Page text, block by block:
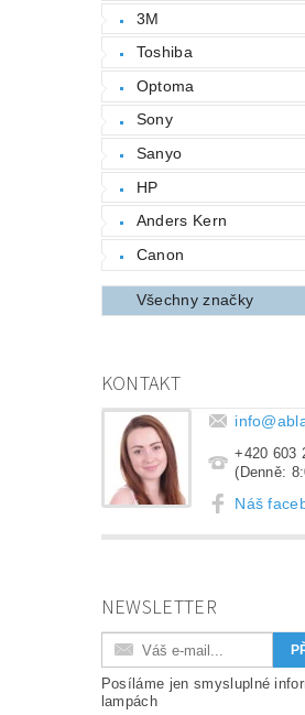
3M
Toshiba
Optoma
Sony
Sanyo
HP
Anders Kern
Canon
Všechny značky
KONTAKT
info@
+420 603
(Denně:
Náš
NEWSLETTER
Posíláme jen smysluplné
lampách